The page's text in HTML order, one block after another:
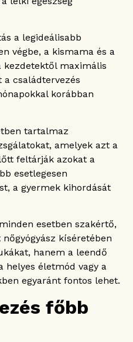
a családtervezés
fél bevonása a
a legideálisabb
végbe, a kismama és a
kezdetektől maximális
családtervezés
korábban
tartalmaz
amelyek azt a
feltárják azokat a
esetlegesen
a gyermek kihordását
esetben szakértő,
kíséretében
hanem a leendő
helyes életmód vagy a
egyaránt fontos lehet.
főbb